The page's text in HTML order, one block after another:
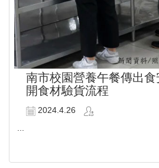
南市校園營養午餐傳出
開食材驗貨流程
2024.4.26
...